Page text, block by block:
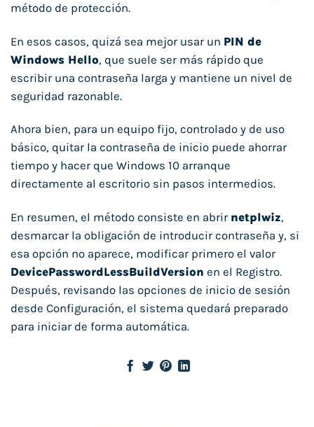
método de protección.
En esos casos, quizá sea mejor usar un PIN de
Windows Hello, que suele ser más rápido que
escribir una contraseña larga y mantiene un nivel de
seguridad razonable.
Ahora bien, para un equipo fijo, controlado y de uso
básico, quitar la contraseña de inicio puede ahorrar
tiempo y hacer que Windows 10 arranque
directamente al escritorio sin pasos intermedios.
En resumen, el método consiste en abrir netplwiz,
desmarcar la obligación de introducir contraseña y, si
esa opción no aparece, modificar primero el valor
DevicePasswordLessBuildVersion en el Registro.
Después, revisando las opciones de inicio de sesión
desde Configuración, el sistema quedará preparado
para iniciar de forma automática.